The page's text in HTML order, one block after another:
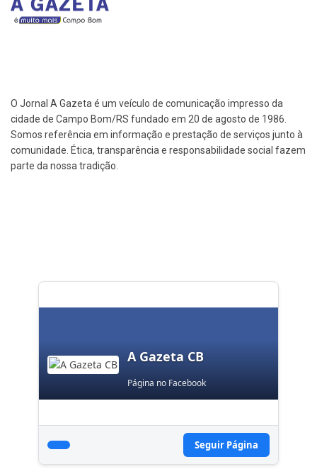
O Jornal A Gazeta é um veículo de comunicação impresso da
cidade de Campo Bom/RS fundado em 20 de agosto de 1986.
Somos referência em informação e prestação de serviços junto à
comunidade. Ética, transparência e responsabilidade social fazem
parte da nossa tradição.
A Gazeta CB
Página no Facebook
Seguir Página